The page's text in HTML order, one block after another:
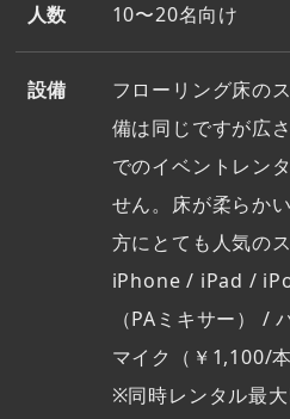
人数 10〜20名向け
設備
フローリング床の
備は同じですが広
でのイベントレン
せん。床が柔らか
方にとても人気の
iPhone / iPad /
（PAミキサー）
マイク（￥1,100/本
※同時レンタル最